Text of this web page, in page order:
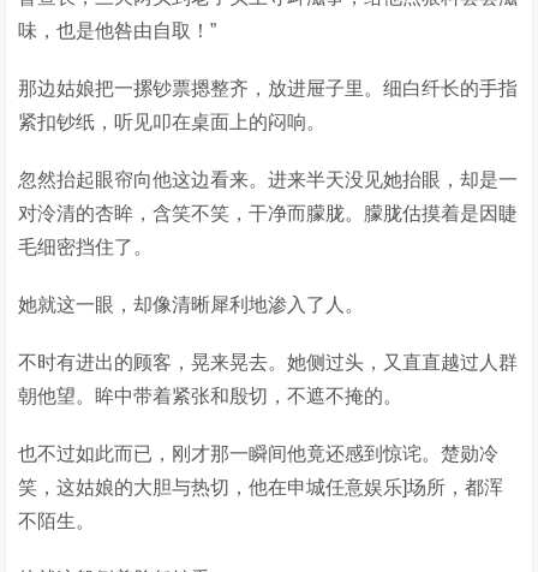
味，也是他咎由自取！”
那边姑娘把一摞钞票摁整齐，放进屉子里。细白纤长的手指
紧扣钞纸，听见叩在桌面上的闷响。
忽然抬起眼帘向他这边看来。进来半天没见她抬眼，却是一
对泠清的杏眸，含笑不笑，干净而朦胧。朦胧估摸着是因睫
毛细密挡住了。
她就这一眼，却像清晰犀利地渗入了人。
不时有进出的顾客，晃来晃去。她侧过头，又直直越过人群
朝他望。眸中带着紧张和殷切，不遮不掩的。
也不过如此而已，刚才那一瞬间他竟还感到惊诧。楚勋冷
笑，这姑娘的大胆与热切，他在申城任意娱乐]场所，都浑
不陌生。